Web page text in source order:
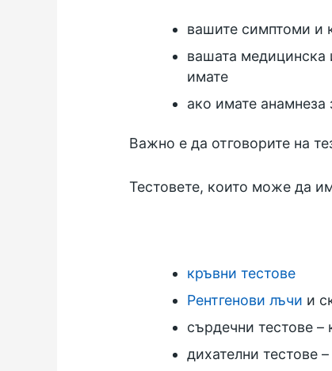
вашите симптоми и
вашата медицинска
имате
ако имате
Важно е да отговорите на
Тестовете, които може да
кръвни тестове
Рентгенови лъчи и
сърдечни тестове –
дихателни тестове –